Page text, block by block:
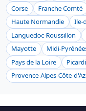
Corse
Franche Comté
Haute Normandie
Ile-
Languedoc-Roussillon
Mayotte
Midi-
Pays de la Loire
Provence-Alpes-Côte-